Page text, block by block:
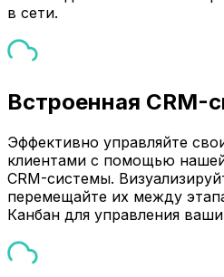
в сети.
Встроенная CRM-
Эффективно управляйте
клиентами с помощью
CRM-системы.
перемещайте их между
Канбан для управления